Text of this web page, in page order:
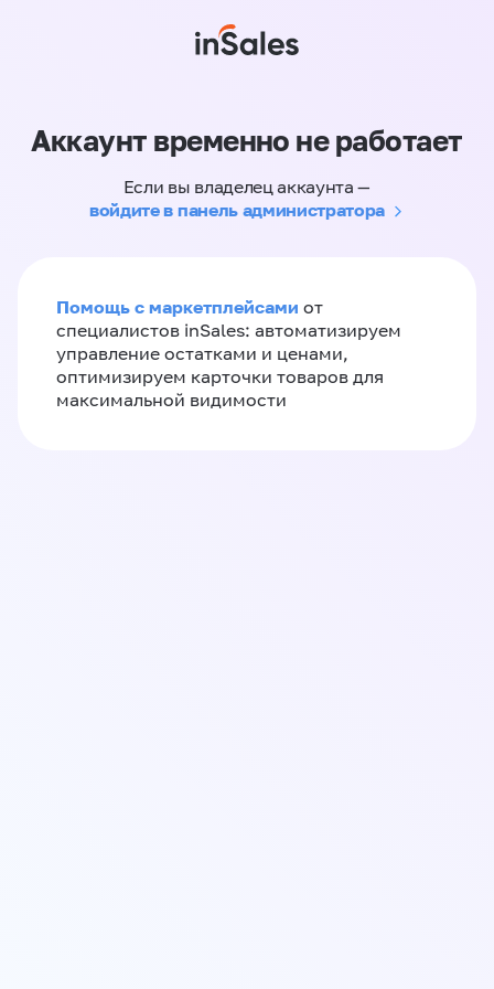
Аккаунт временно не работает
Если вы владелец аккаунта —
войдите в панель администратора
Помощь с маркетплейсами от
специалистов inSales: автоматизируем
управление остатками и ценами,
оптимизируем карточки товаров для
максимальной видимости